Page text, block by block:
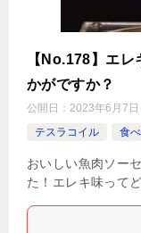
【No.178】エ
かがですか？
公開日： 2023年6月7日
テスラコイル
食
おいしい魚肉ソー
た！エレキ味って